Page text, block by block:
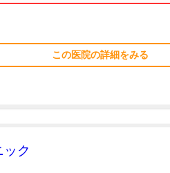
この医院の詳細をみる
ク